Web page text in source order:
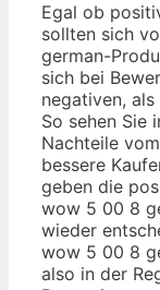
Egal ob
sollten sich
german-
sich bei
negativen,
So sehen Sie
Nachteile
bessere
geben die
wow 5 00 8
wieder
wow 5 00 8
also in der